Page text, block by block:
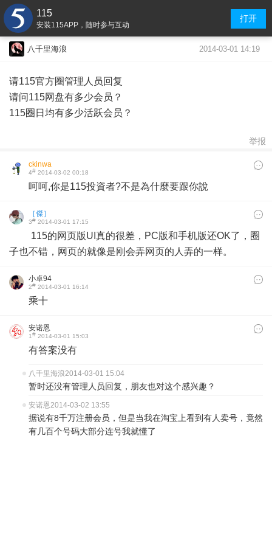
115
安装115APP，随时参与互动
打开
八千里海浪 2014-03-01 14:19
请115官方圈管理人员回复
请问115网盘有多少会员？
115圈日均有多少活跃会员？
举报
ckinwa
4# 2014-03-02 00:18
呵呵,你是115投資者?不是為什麼要跟你說
［傑］
3# 2014-03-01 17:15
115的网页版UI真的很差，PC版和手机版还OK了，圈
子也不错，网页的就像是刚会弄网页的人弄的一样。
小卓94
2# 2014-03-01 16:14
乘十
安诺恩
1# 2014-03-01 15:03
有答案没有
八千里海浪2014-03-01 15:04
暂时还没有管理人员回复，朋友也对这个感兴趣？
安诺恩2014-03-02 13:55
据说有8千万注册会员，但是当我在淘宝上看到有人卖号，竟然
有几百个号码大部分连号我就懂了